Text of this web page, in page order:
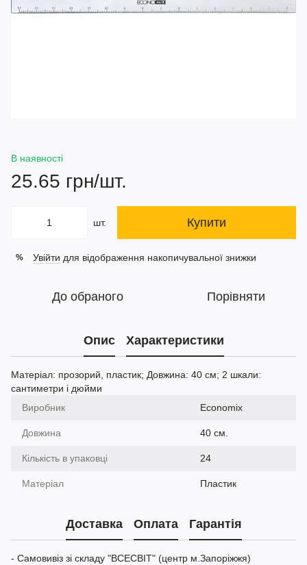
В наявності
25.65 грн/шт.
шт. Купити
% Увійти для відображення накопичувальної знижки
До обраного Порівняти
Опис Характеристики
Матеріал: прозорий, пластик; Довжина: 40 см; 2 шкали:
сантиметри і дюйми
Виробник
Economix
Довжина 40 см.
Кількість в упаковці 24
Матеріал Пластик
Доставка Оплата Гарантія
- Самовивіз зі складу "ВСЕСВІТ" (центр м.Запоріжжя)